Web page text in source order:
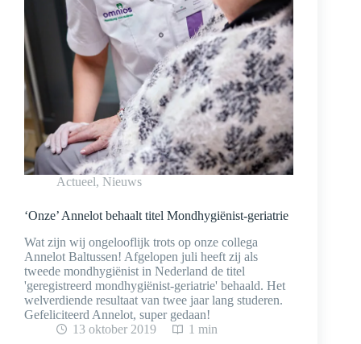
Actueel, Nieuws
‘Onze’ Annelot behaalt titel Mondhygiënist-geriatrie
Wat zijn wij ongelooflijk trots op onze collega
Annelot Baltussen! Afgelopen juli heeft zij als
tweede mondhygiënist in Nederland de titel
'geregistreerd mondhygiënist-geriatrie' behaald. Het
welverdiende resultaat van twee jaar lang studeren.
Gefeliciteerd Annelot, super gedaan!
13 oktober 2019
1 min